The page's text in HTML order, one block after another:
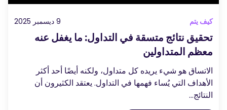
كيف يتم 9 ديسمبر 2025
تحقيق نتائج متسقة في التداول: ما يغفل عنه
معظم المتداولين
الاتساق هو شيء يريده كل متداول، ولكنه أيضًا أحد أكثر
الأهداف التي يُساء فهمها في التداول. يعتقد الكثيرون أن
النتائج...